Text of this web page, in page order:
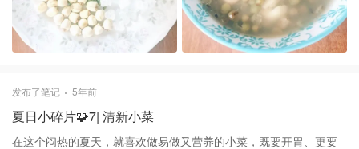
发布了笔记 5年前
夏日小碎片🧩7| 清新小菜
在这个闷热的夏天，就喜欢做易做又营养的小菜，既要开胃、更要